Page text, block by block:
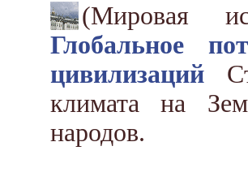
(Мировая
Глобальное
цивилизаций
климата на
народов.